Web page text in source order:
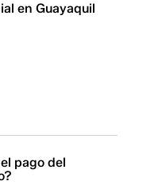
en Guayaquil
pago del